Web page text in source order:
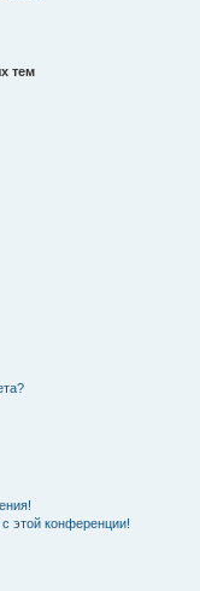
тем
этой конференции!